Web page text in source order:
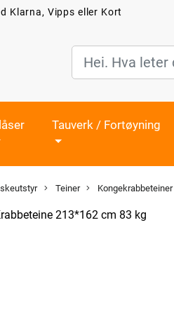
Klarna, Vipps eller Kort
Tauverk / Fortøyning
Teiner Kongekrabbeteiner